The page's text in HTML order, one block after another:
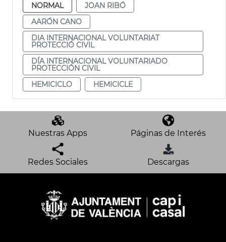
NORMAL
JOAN RIBÓ
AARÓN CANO
DIA INTERNACIONAL VOLUNTARIAT
PROTECCIÓ CIVIL
DÍA INTERNACIONAL VOLUNTARIADO
PROTECCIÓN CIVIL
HEMICICLO
HEMICICLE
Nuestras Apps Páginas de Interés
Redes Sociales Descargas